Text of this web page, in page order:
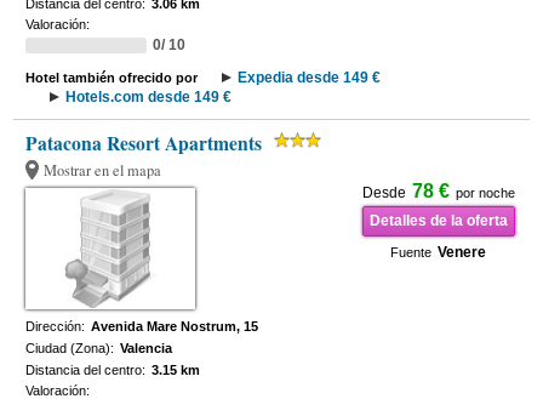
Distancia del centro: 3.06 km
Valoración:
0/ 10
Hotel también ofrecido por
Expedia desde 149 €
Hotels.com desde 149 €
Patacona Resort Apartments
Mostrar en el mapa
Desde 78 € por noche
Detalles de la oferta
Fuente Venere
Dirección: Avenida Mare Nostrum, 15
Ciudad (Zona): Valencia
Distancia del centro: 3.15 km
Valoración: